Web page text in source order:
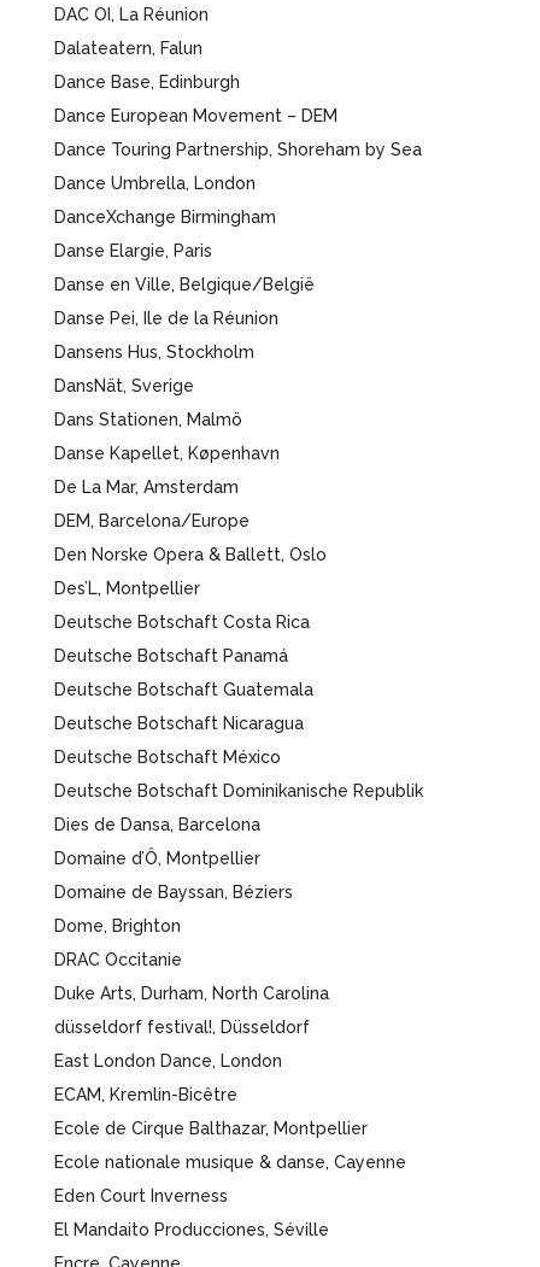
DAC OI, La Réunion
Dalateatern, Falun
Dance Base, Edinburgh
Dance European Movement – DEM
Dance Touring Partnership, Shoreham by Sea
Dance Umbrella, London
DanceXchange Birmingham
Danse Elargie, Paris
Danse en Ville, Belgique/België
Danse Pei, Ile de la Réunion
Dansens Hus, Stockholm
DansNät, Sverige
Dans Stationen, Malmö
Danse Kapellet, Køpenhavn
De La Mar, Amsterdam
DEM, Barcelona/Europe
Den Norske Opera & Ballett, Oslo
Des’L, Montpellier
Deutsche Botschaft Costa Rica
Deutsche Botschaft Panamá
Deutsche Botschaft Guatemala
Deutsche Botschaft Nicaragua
Deutsche Botschaft México
Deutsche Botschaft Dominikanische Republik
Dies de Dansa, Barcelona
Domaine d’Ô, Montpellier
Domaine de Bayssan, Béziers
Dome, Brighton
DRAC Occitanie
Duke Arts, Durham, North Carolina
düsseldorf festival!, Düsseldorf
East London Dance, London
ECAM, Kremlin-Bicêtre
Ecole de Cirque Balthazar, Montpellier
Ecole nationale musique & danse, Cayenne
Eden Court Inverness
El Mandaito Producciones, Séville